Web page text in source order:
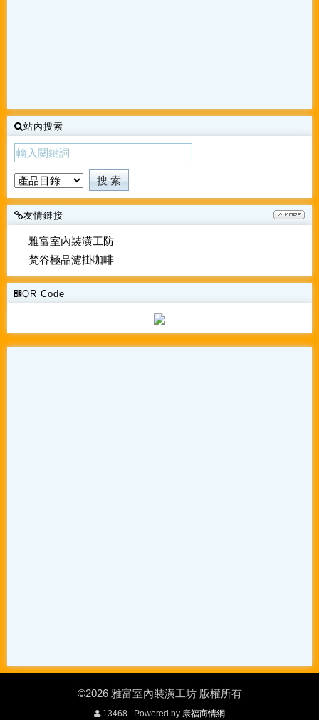
站內搜索
友情鏈接
雅富室內裝潢工防
梵谷極品濾掛咖啡
QR Code
©2026 雅富室內裝潢工坊 版權所有
13468 Powered by 康福商情網